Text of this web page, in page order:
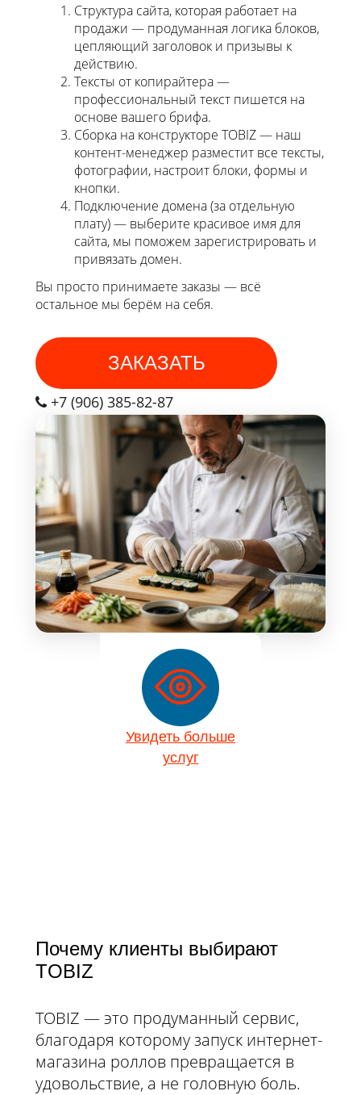
Структура сайта, которая работает на
продажи — продуманная логика блоков,
цепляющий заголовок и призывы к
действию.
Тексты от копирайтера —
профессиональный текст пишется на
основе вашего брифа.
Сборка на конструкторе TOBIZ — наш
контент-менеджер разместит все тексты,
фотографии, настроит блоки, формы и
кнопки.
Подключение домена (за отдельную
плату) — выберите красивое имя для
сайта, мы поможем зарегистрировать и
привязать домен.
Вы просто принимаете заказы — всё
остальное мы берём на себя.
ЗАКАЗАТЬ
+7 (906) 385-82-87
Увидеть больше
услуг
Почему клиенты выбирают
TOBIZ
TOBIZ — это продуманный сервис,
благодаря которому запуск интернет-
магазина роллов превращается в
удовольствие, а не головную боль.